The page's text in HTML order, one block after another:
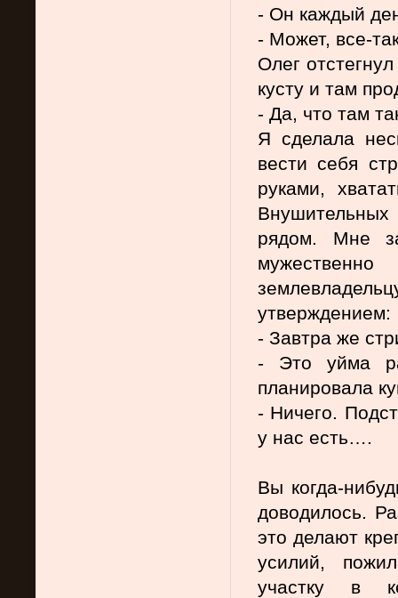
- Он каждый
- Может, все-
Олег
кусту и там
- Да, что там
Я сделала
вести себя
руками,
рядом. Мне
утверждением:
- Завтра же
- Это уйма
планировала
- Ничего.
у нас есть….
Вы когда-
доводилось.
это делают
усилий,
участку в